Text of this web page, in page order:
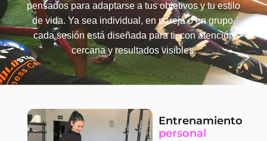
pensados para adaptarse a tus objetivos y tu estilo
de vida. Ya sea individual, en pareja o en grupo,
cada sesión está diseñada para ti, con atención
cercana y resultados visibles.
Entrenamiento
personal